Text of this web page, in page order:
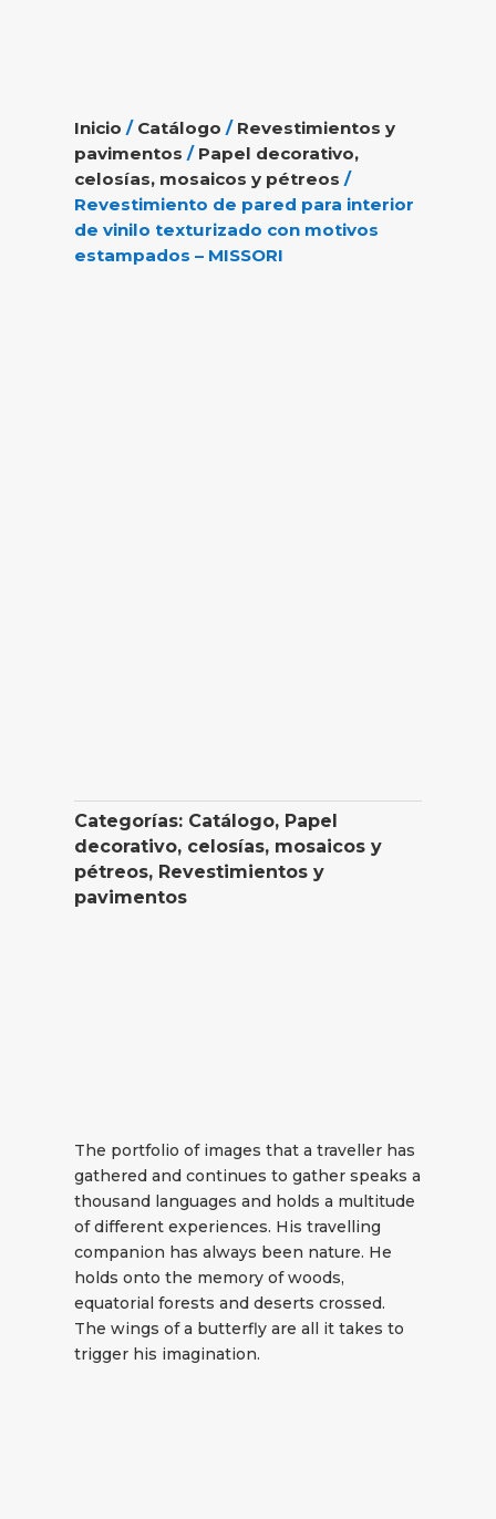
Inicio / Catálogo / Revestimientos y
pavimentos / Papel decorativo,
celosías, mosaicos y pétreos /
Revestimiento de pared para interior
de vinilo texturizado con motivos
estampados – MISSORI
Categorías: Catálogo, Papel
decorativo, celosías, mosaicos y
pétreos, Revestimientos y
pavimentos
The portfolio of images that a traveller has
gathered and continues to gather speaks a
thousand languages and holds a multitude
of different experiences. His travelling
companion has always been nature. He
holds onto the memory of woods,
equatorial forests and deserts crossed.
The wings of a butterfly are all it takes to
trigger his imagination.